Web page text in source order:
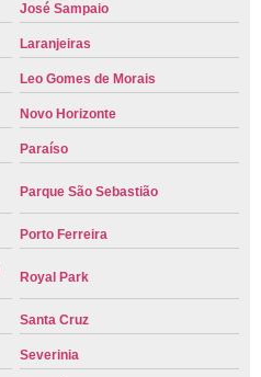
José Sampaio
Laranjeiras
Leo Gomes de Morais
Novo Horizonte
Paraíso
Parque São Sebastião
Porto Ferreira
Royal Park
Santa Cruz
Severinia